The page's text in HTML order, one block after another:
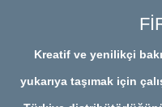
Kreatif ve yenilikçi
yukarıya taşımak için